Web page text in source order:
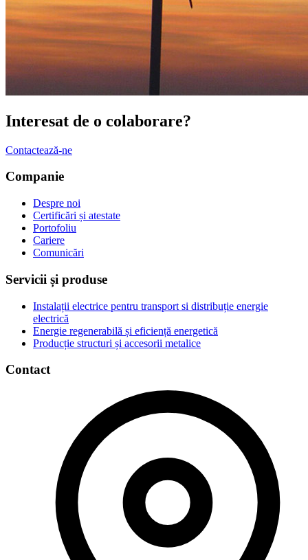
Interesat de o colaborare?
Contactează-ne
Companie
Despre noi
Certificări și atestate
Portofoliu
Cariere
Comunicări
Servicii și produse
Instalații electrice pentru transport si distribuție energie
electrică
Energie regenerabilă și eficiență energetică
Producție structuri și accesorii metalice
Contact